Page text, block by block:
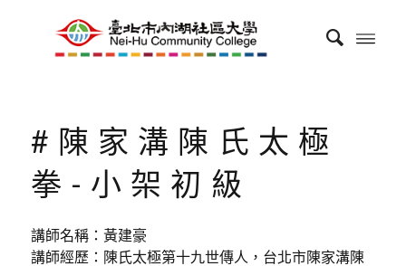
#陳家溝陳氏太極
拳-小架初級
講師名稱：黃建豪
講師經歷：陳氏太極第十九世傳人，台北市陳家溝陳